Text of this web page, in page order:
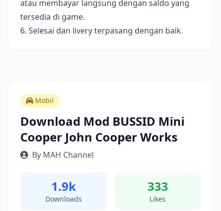
atau membayar langsung dengan saldo yang
tersedia di game.
6. Selesai dan livery terpasang dengan baik.
Mobil
Download Mod BUSSID Mini
Cooper John Cooper Works
By MAH Channel
1.9k
Downloads
333
Likes